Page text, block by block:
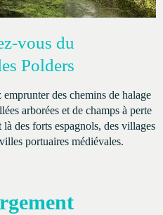
vous du
Polders
des chemins de halage
arborées et de champs à perte
des forts espagnols, des villages
portuaires médiévales.